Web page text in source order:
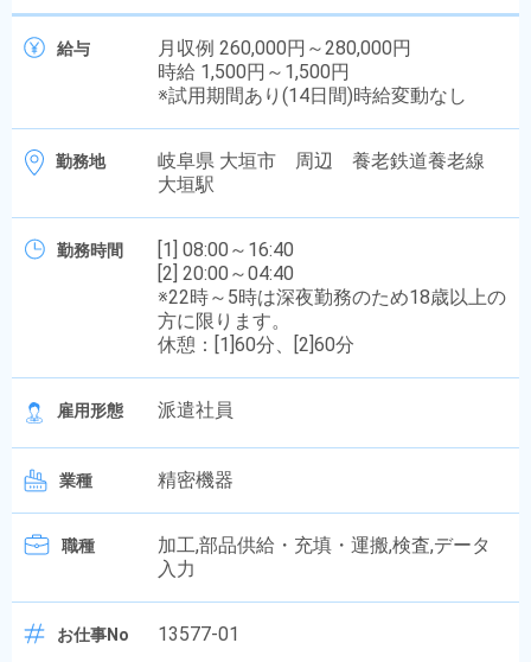
給与
月収例 260,000円～280,000円
時給 1,500円～1,500円
※試用期間あり(14日間)時給変動なし
勤務地
岐阜県 大垣市 周辺 養老鉄道養老線
大垣駅
勤務時間
[1] 08:00～16:40
[2] 20:00～04:40
※22時～5時は深夜勤務のため18歳以上の
方に限ります。
休憩：[1]60分、[2]60分
雇用形態 派遣社員
業種 精密機器
職種
加工,部品供給・充填・運搬,検査,データ
入力
お仕事No 13577-01